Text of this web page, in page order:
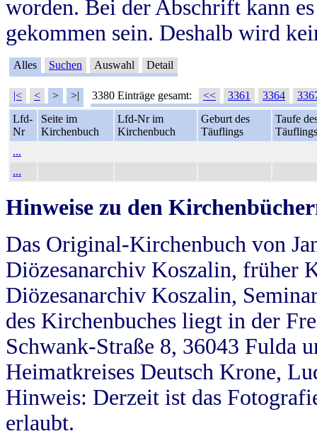
worden. Bei der Abschrift kann
gekommen sein. Deshalb wird
Alles Suchen Auswahl Detail
|< < > >| 3380 Einträge gesamt: << 3361 3364
Lfd-
Nr
Seite im
Kirchenbuch
Lfd-Nr im
Kirchenbuch
Geburt des
Täuflings
Taufe
Täuflings
...
...
Hinweise zu den
Das Original-Kirchenbuch von
Diözesanarchiv Koszalin, früher
Diözesanarchiv Koszalin,
des Kirchenbuches liegt in der
Schwank-Straße 8, 36043 Fulda
Heimatkreises Deutsch Krone,
Hinweis: Derzeit ist das
erlaubt.